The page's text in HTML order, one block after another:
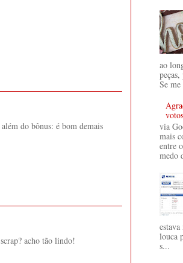
do bônus: é bom demais
acho tão lindo!
ao
Se
via
mais
entre
medo
louca
s...